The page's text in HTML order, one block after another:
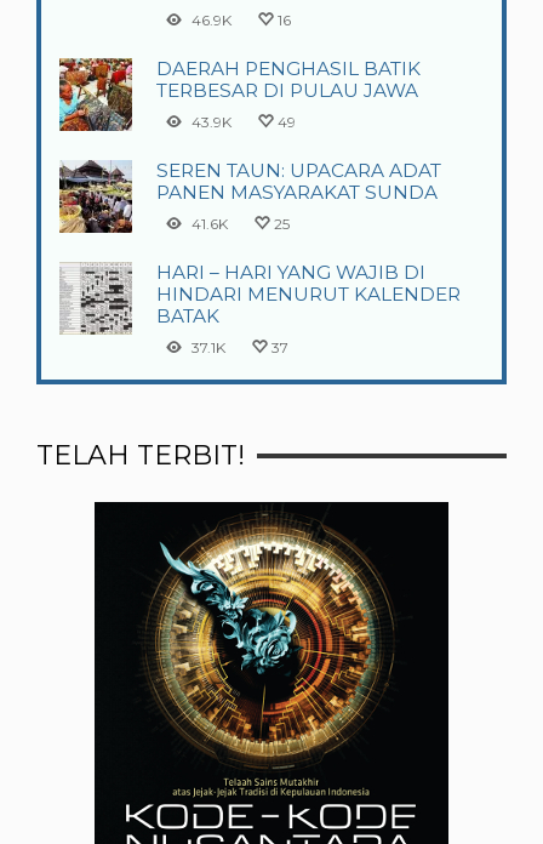
46.9K 16
DAERAH PENGHASIL BATIK
TERBESAR DI PULAU JAWA
43.9K 49
SEREN TAUN: UPACARA ADAT
PANEN MASYARAKAT SUNDA
41.6K 25
HARI – HARI YANG WAJIB DI
HINDARI MENURUT KALENDER
BATAK
37.1K 37
TELAH TERBIT!